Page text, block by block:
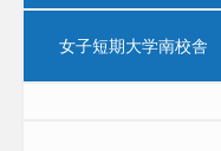
女子短期大学南校舎